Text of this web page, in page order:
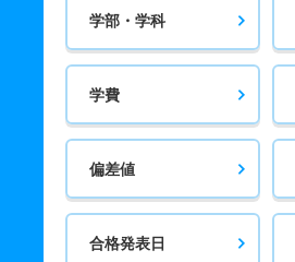
学部・学科
学費
偏差値
合格発表日